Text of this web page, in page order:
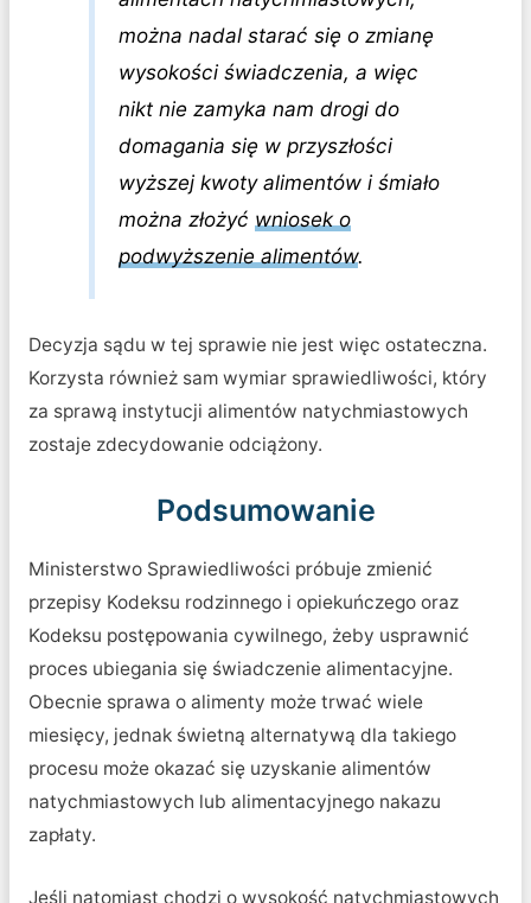
można nadal starać się o zmianę
wysokości świadczenia, a więc
nikt nie zamyka nam drogi do
domagania się w przyszłości
wyższej kwoty alimentów i śmiało
można złożyćwniosek o
podwyższenie alimentów.
Decyzja sądu w tej sprawie nie jest więc ostateczna.
Korzysta również sam wymiar sprawiedliwości, który
za sprawą instytucji alimentów natychmiastowych
zostaje zdecydowanie odciążony.
Podsumowanie
Ministerstwo Sprawiedliwości próbuje zmienić
przepisy Kodeksu rodzinnego i opiekuńczego oraz
Kodeksu postępowania cywilnego, żeby usprawnić
proces ubiegania się świadczenie alimentacyjne.
Obecnie sprawa o alimenty może trwać wiele
miesięcy, jednak świetną alternatywą dla takiego
procesu może okazać się uzyskanie alimentów
natychmiastowych lub alimentacyjnego nakazu
zapłaty.
Jeśli natomiast chodzi o wysokość natychmiastowych